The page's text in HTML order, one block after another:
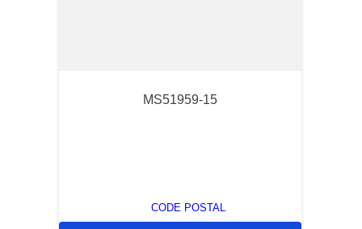
MS51959-15
CODE POSTAL